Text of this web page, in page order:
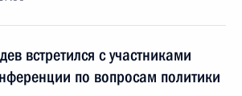
встретился с участниками
по вопросам политики